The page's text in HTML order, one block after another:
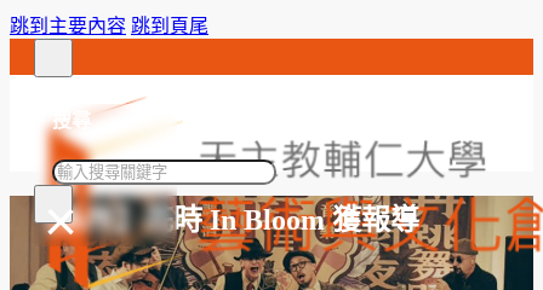
跳到主要內容 跳到頁尾
搜尋
搜
×
【系所】花時 In Bloom 獲報導